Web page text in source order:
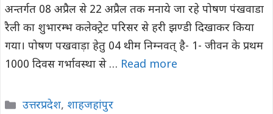
अन्तर्गत 08 अप्रैल से 22 अप्रैल तक मनाये जा रहे पोषण पंखवाडा
रैली का शुभारम्भ कलेक्ट्रेट परिसर से हरी झण्डी दिखाकर किया
गया। पोषण पखवाड़ा हेतु 04 थीम निम्नवत् है- 1- जीवन के प्रथम
1000 दिवस गर्भावस्था से … Read more
Categories
उत्तरप्रदेश, शाहजहांपुर